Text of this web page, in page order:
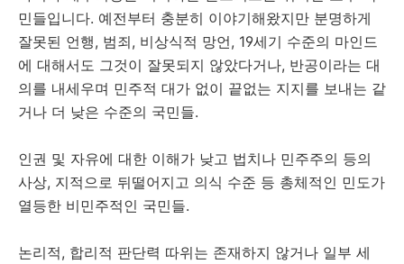
민들입니다. 예전부터 충분히 이야기해왔지만 분명하게
잘못된 언행, 범죄, 비상식적 망언, 19세기 수준의 마인드
에 대해서도 그것이 잘못되지 않았다거나, 반공이라는 대
의를 내세우며 민주적 대가 없이 끝없는 지지를 보내는 같
거나 더 낮은 수준의 국민들.
인권 및 자유에 대한 이해가 낮고 법치나 민주주의 등의
사상, 지적으로 뒤떨어지고 의식 수준 등 총체적인 민도가
열등한 비민주적인 국민들.
논리적, 합리적 판단력 따위는 존재하지 않거나 일부 세